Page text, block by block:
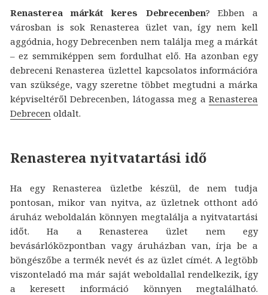
Renasterea márkát keres Debrecenben? Ebben a
városban is sok Renasterea üzlet van, így nem kell
aggódnia, hogy Debrecenben nem találja meg a márkát
– ez semmiképpen sem fordulhat elő. Ha azonban egy
debreceni Renasterea üzlettel kapcsolatos információra
van szüksége, vagy szeretne többet megtudni a márka
képviseltéről Debrecenben, látogassa meg aRenasterea
Debrecen oldalt.
Renasterea nyitvatartási idő
Ha egy Renasterea üzletbe készül, de nem tudja
pontosan, mikor van nyitva, az üzletnek otthont adó
áruház weboldalán könnyen megtalálja a nyitvatartási
időt. Ha a Renasterea üzlet nem egy
bevásárlóközpontban vagy áruházban van, írja be a
böngészőbe a termék nevét és az üzlet címét. A legtöbb
viszonteladó ma már saját weboldallal rendelkezik, így
a keresett információ könnyen megtalálható.